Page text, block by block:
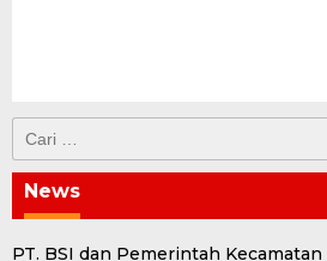
untuk:
News
PT. BSI dan Pemerintah